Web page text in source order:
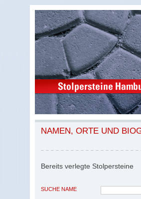
NAMEN, ORTE UND
Bereits verlegte Stolpersteine
SUCHE NAME